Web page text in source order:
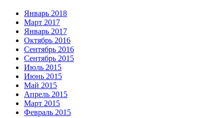
Январь 2018
Март 2017
Январь 2017
Октябрь 2016
Сентябрь 2016
Сентябрь 2015
Июль 2015
Июнь 2015
Май 2015
Апрель 2015
Март 2015
Февраль 2015